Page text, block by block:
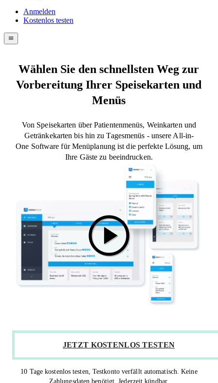
Menutech
navigation
Anmelden
Kostenlos testen
menu
Wählen Sie den schnellsten Weg zur
Vorbereitung Ihrer Speisekarten und
Menüs
Von Speisekarten über Patientenmenüs, Weinkarten und
Getränkekarten bis hin zu Tagesmenüs - unsere All-in-
One Software für Menüplanung ist die perfekte Lösung, um
Ihre Gäste zu beeindrucken.
play_circle
JETZT KOSTENLOS TESTEN
10 Tage kostenlos testen, Testkonto verfällt automatisch. Keine
Zahlungsdaten benötigt. Jederzeit kündbar.